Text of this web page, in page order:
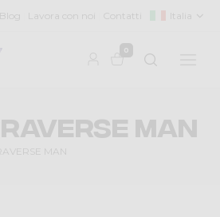
Blog Lavora con noi Contatti Italia
0
MAN
MAN